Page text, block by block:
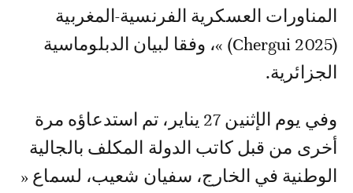
المناورات العسكرية الفرنسية-المغربية
(Chergui 2025) »، وفقا لبيان الدبلوماسية
الجزائرية.
وفي يوم الإثنين 27 يناير، تم استدعاؤه مرة
أخرى من قبل كاتب الدولة المكلف بالجالية
الوطنية في الخارج، سفيان شعيب، لسماع «